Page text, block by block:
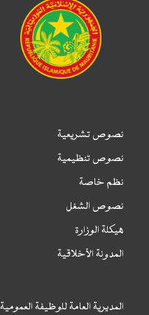
نصوص تشريعية
نصوص تنظيمية
نظم خاصة
نصوص الشغل
هيكلة الوزارة
المدونة الأخلاقية
المديرية العامة للوظيفة العمومية